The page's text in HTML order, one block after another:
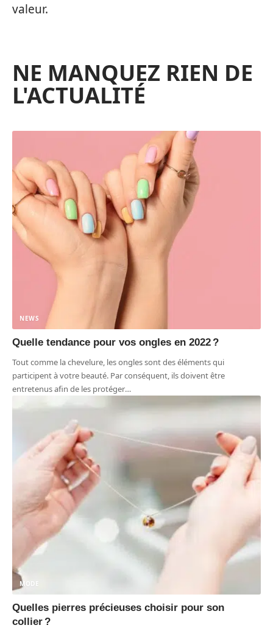
valeur.
NE MANQUEZ RIEN DE
L'ACTUALITÉ
NEWS
Quelle tendance pour vos ongles en 2022 ?
Tout comme la chevelure, les ongles sont des éléments qui
participent à votre beauté. Par conséquent, ils doivent être
entretenus afin de les protéger…
MODE
Quelles pierres précieuses choisir pour son
collier ?